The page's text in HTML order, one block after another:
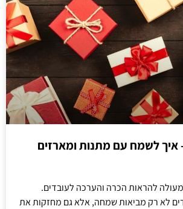
איך לשמח עם מתנות ומארזים
להראות הכרה והערכה לעובדים.
לא רק מביאות שמחה, אלא גם מחזקות את